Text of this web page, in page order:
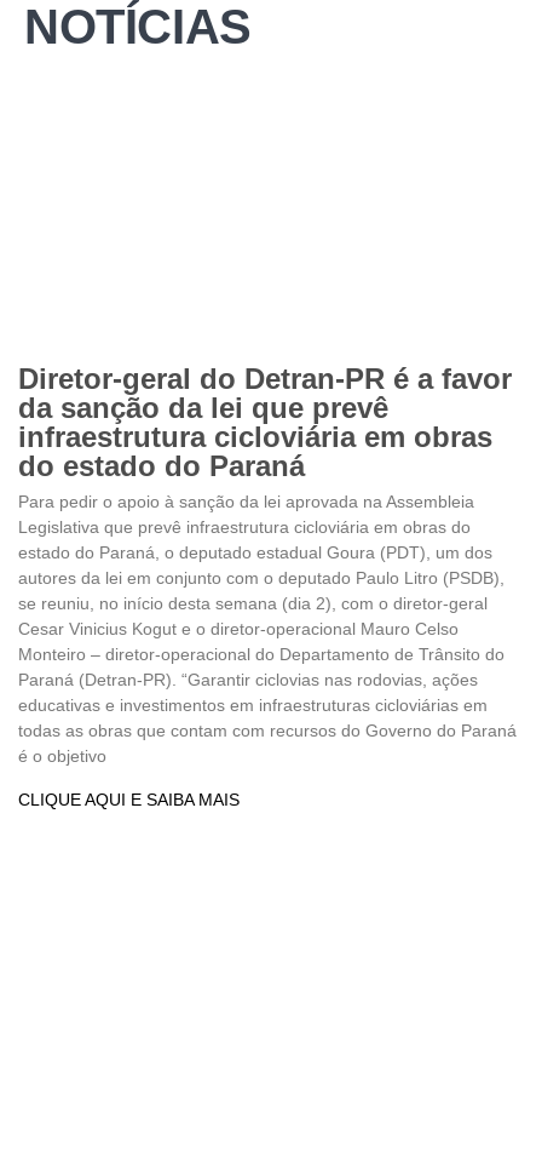
NOTÍCIAS
Diretor-geral do Detran-PR é a favor
da sanção da lei que prevê
infraestrutura cicloviária em obras
do estado do Paraná
Para pedir o apoio à sanção da lei aprovada na Assembleia
Legislativa que prevê infraestrutura cicloviária em obras do
estado do Paraná, o deputado estadual Goura (PDT), um dos
autores da lei em conjunto com o deputado Paulo Litro (PSDB),
se reuniu, no início desta semana (dia 2), com o diretor-geral
Cesar Vinicius Kogut e o diretor-operacional Mauro Celso
Monteiro – diretor-operacional do Departamento de Trânsito do
Paraná (Detran-PR). “Garantir ciclovias nas rodovias, ações
educativas e investimentos em infraestruturas cicloviárias em
todas as obras que contam com recursos do Governo do Paraná
é o objetivo
CLIQUE AQUI E SAIBA MAIS